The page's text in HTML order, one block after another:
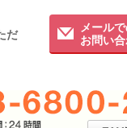
だ
メール
お問い